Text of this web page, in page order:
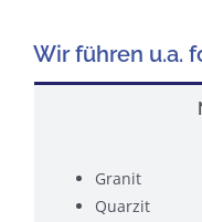
Wir führen u.a.
Granit
Quarzit